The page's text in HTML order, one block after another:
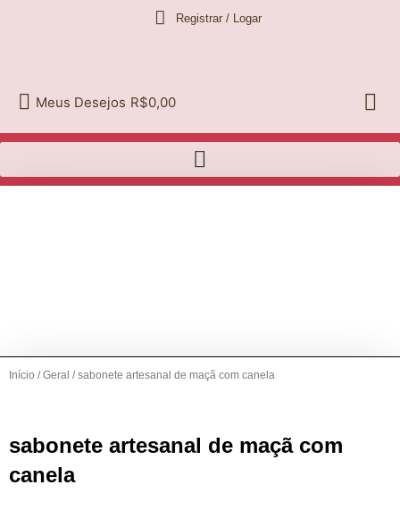
Registrar / Logar
Meus Desejos R$0,00
Início /Geral / sabonete artesanal de maçã com canela
sabonete artesanal de maçã com
canela